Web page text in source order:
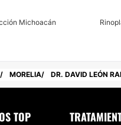
Michoacán
MORELIA DR. DAVID LEÓN
TOP